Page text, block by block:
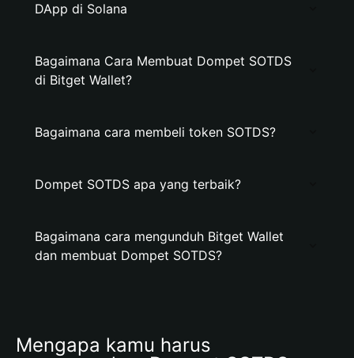
DApp di Solana
Bagaimana Cara Membuat Dompet SOTDS
di Bitget Wallet?
Bagaimana cara membeli token SOTDS?
Dompet SOTDS apa yang terbaik?
Bagaimana cara mengunduh Bitget Wallet
dan membuat Dompet SOTDS?
Mengapa kamu harus